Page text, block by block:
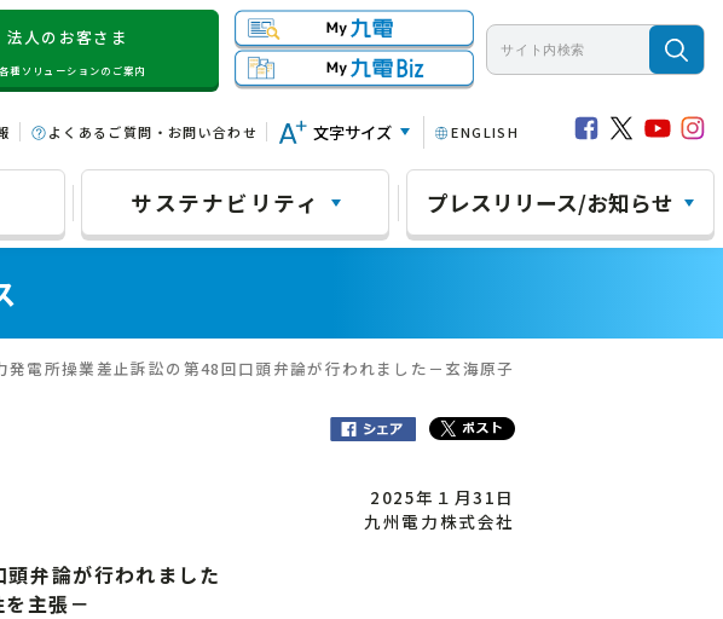
法人のお客さま
種ソリューションのご案内
よくあるご質問・お問い合わせ 文字サイズ ENGLISH
サステナビリティ プレスリリース/お知らせ
発電所操業差止訴訟の第48回口頭弁論が行われました－玄海原子
2025年１月31日
九州電力株式会社
弁論が行われました
主張－